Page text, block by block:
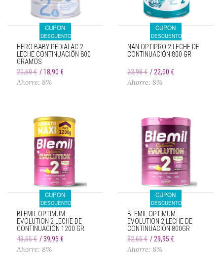
CUPON
DESCUENTO
HERO BABY PEDIALAC 2
LECHE CONTINUACIÓN 800
GRAMOS
20,60 €
18,90 €
Ahorre: 8%
CUPON
DESCUENTO
NAN OPTIPRO 2 LECHE DE
CONTINUACIÓN 800 GR
23,98 € 22,00 €
Ahorre: 8%
CUPON
DESCUENTO
BLEMIL OPTIMUM
EVOLUTION 2 LECHE DE
CONTINUACIÓN 1200 GR
43,55 €
39,95 €
Ahorre: 8%
CUPON
DESCUENTO
BLEMIL OPTIMUM
EVOLUTION 2 LECHE DE
CONTINUACIÓN 800GR
32,65 €
29,95 €
Ahorre: 8%